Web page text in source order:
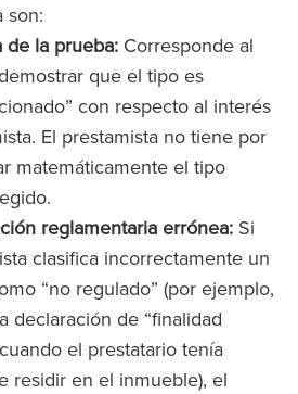
son:
de la prueba: Corresponde al
que el tipo es
con respecto al interés
El prestamista no tiene por
matemáticamente el tipo
reglamentaria errónea: Si
clasifica incorrectamente un
“no regulado” (por ejemplo,
declaración de “finalidad
el prestatario tenía
residir en el inmueble), el